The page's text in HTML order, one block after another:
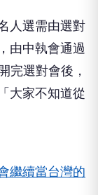
人選需由選對
由中執會通過
完選對會後，
大家不知道從
繼續當台灣的